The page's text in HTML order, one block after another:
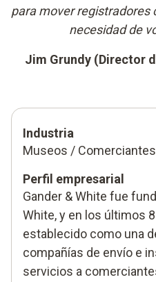
para mover registradores
necesidad de
Jim Grundy (Director
Industria
Museos /
Perfil empresarial
Gander & White fue
White, y en los últimos
establecido como una
compañías de envío e
servicios a